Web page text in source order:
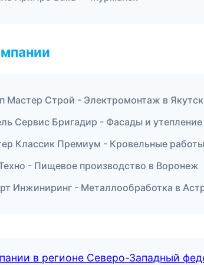
Мастер Строй - Электромонтаж в Якутск
Сервис Бригадир - Фасады и
Классик Премиум - Кровельные
- Пищевое производство в Воронеж
Инжиниринг - Металлообработка в
в регионе Северо-Западный